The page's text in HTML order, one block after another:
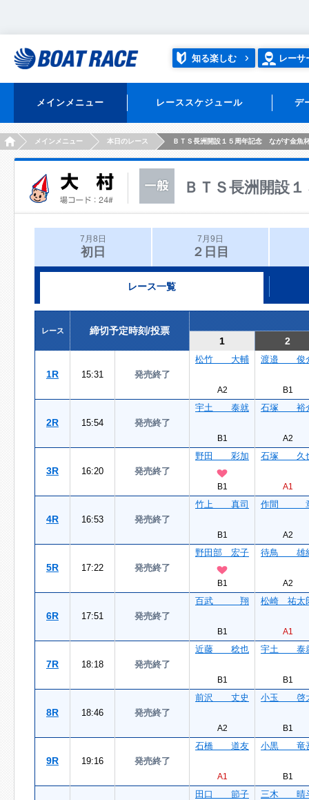
知る楽しむ レーサ
メインメニュー レーススケジュール デ
HOMEメインメニュー 本日のレース ＢＴＳ長洲開設１５周年記念 ながす金魚
ＢＴＳ長洲開設
7月8日
初日
7月9日
２日目
レース一覧
レース
締切予定時刻/投票
1
2
1R 15:31 発売終了
松竹 大輔
A2
渡邉 俊
B1
2R 15:54 発売終了
宇土 泰就
B1
石塚 裕
A2
3R 16:20 発売終了
野田 彩加
B1
石塚 久
A1
4R 16:53 発売終了
竹上 真司
B1
作間
A2
5R 17:22 発売終了
野田部 宏子
B1
待鳥 雄
A2
6R 17:51 発売終了
百武 翔
B1
松崎 祐太
A1
7R 18:18 発売終了
近藤 稔也
B1
宇土 泰
B1
8R 18:46 発売終了
前沢 丈史
A2
小玉 啓
B1
9R 19:16 発売終了
石橋 道友
A1
小黒 竜
B1
田口 節子 三木 晴